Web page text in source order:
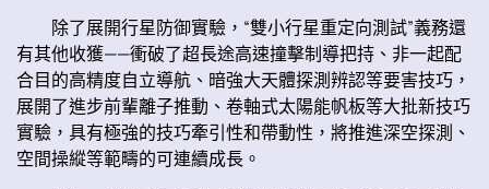
除了展開行星防御實驗，“雙小行星重定向測試”義務還
有其他收獲——衝破了超長途高速撞擊制導把持、非一起配
合目的高精度自立導航、暗強大天體探測辨認等要害技巧，
展開了進步前輩離子推動、卷軸式太陽能帆板等大批新技巧
實驗，具有極強的技巧牽引性和帶動性，將推進深空探測、
空間操縱等範疇的可連續成長。